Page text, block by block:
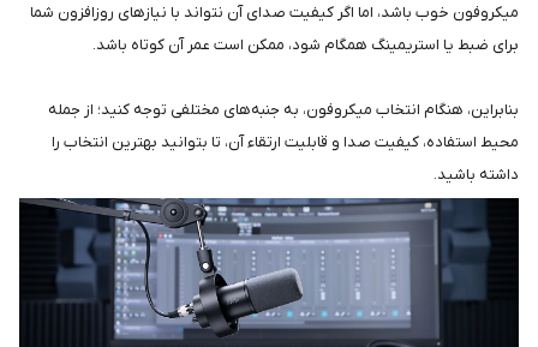
میکروفون خوب باشد، اما اگر کیفیت صدای آن نتواند با نیازهای روزافزون شما
برای ضبط یا استریمینگ همگام شود، ممکن است عمر آن کوتاه باشد.
بنابراین، هنگام انتخاب میکروفون، به جنبه‌های مختلفی توجه کنید؛ از جمله
محیط استفاده، کیفیت صدا و قابلیت ارتقاء آن، تا بتوانید بهترین انتخاب را
داشته باشید.